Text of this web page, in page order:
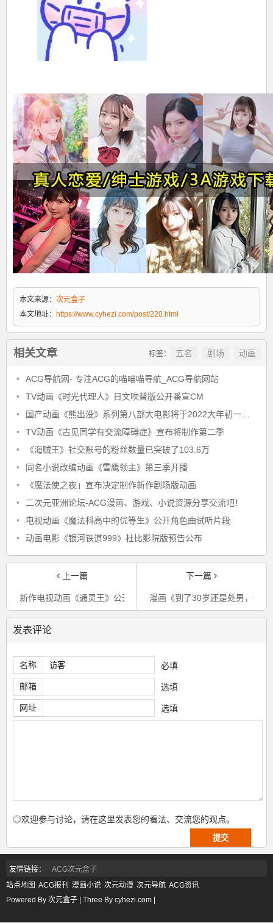
本文来源： 次元盒子
本文地址： https://www.cyhezi.com/post/220.html
相关文章 标签： 五名 剧场 动画
•
ACG导航网- 专注ACG的喵喵喵导航_ACG导航网站
•
TV动画《时光代理人》日文吹替版公开番宣CM
•
国产动画《熊出没》系列第八部大电影将于2022大年初一上映
•
TV动画《古见同学有交流障碍症》宣布将制作第二季
•
《海贼王》社交账号的粉丝数量已突破了103.6万
•
同名小说改编动画《雪鹰领主》第三季开播
•
《魔法使之夜」宣布决定制作新作剧场版动画
•
二次元亚洲论坛-ACG漫画、游戏、小说资源分享交流吧！
•
电视动画《魔法科高中的优等生》公开角色曲试听片段
•
动画电影《银河铁道999》杜比影院版预告公布
上一篇
新作电视动画《通灵王》公开《五战士篇》视觉图
下一篇
漫画《到了30岁还是处男，似
发表评论
名称 必填
邮箱 选填
网址 选填
◎欢迎参与讨论，请在这里发表您的看法、交流您的观点。
友情链接：
ACG次元盒子
站点地图 ACG报刊 漫画小说 次元动漫 次元导航 ACG资讯
Powered By 次元盒子 | Three By cyhezi.com |